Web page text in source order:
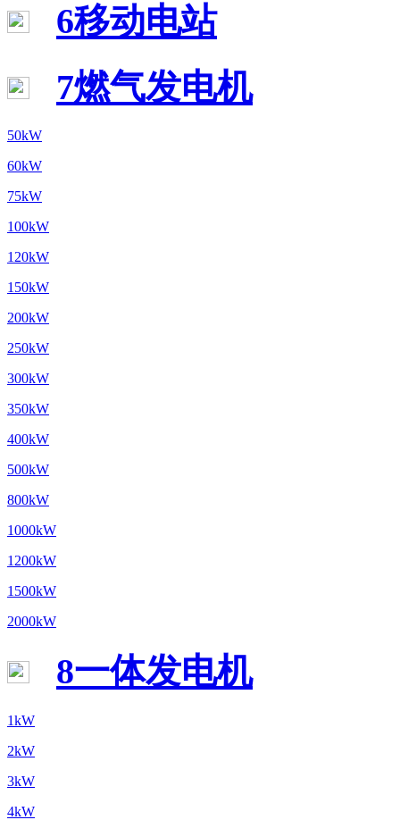
6移动电站
7燃气发电机
50kW
60kW
75kW
100kW
120kW
150kW
200kW
250kW
300kW
350kW
400kW
500kW
800kW
1000kW
1200kW
1500kW
2000kW
8一体发电机
1kW
2kW
3kW
4kW